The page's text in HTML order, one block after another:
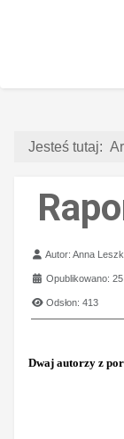
Jesteś tutaj:
Szczegóły
Autor:Anna
Opublikowano:
Odsłon: 413
Dwaj autorzy z